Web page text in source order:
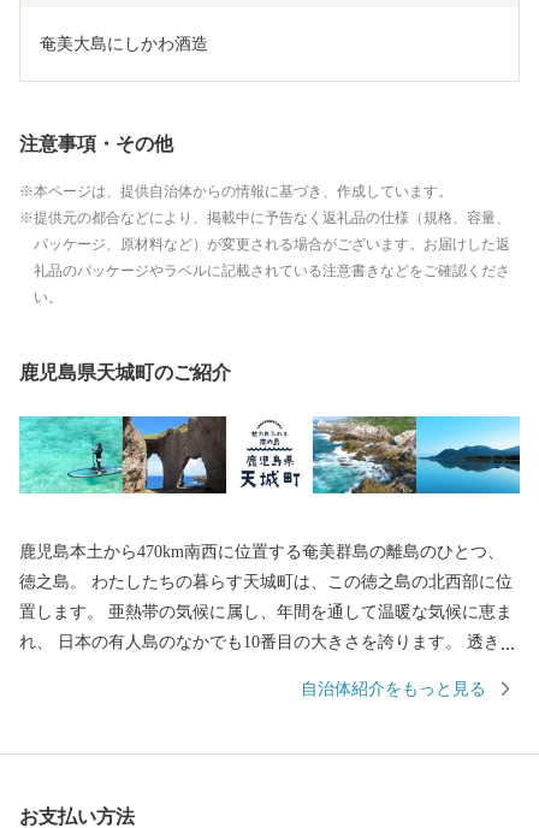
奄美大島にしかわ酒造
注意事項・その他
本ページは、提供自治体からの情報に基づき、作成しています。
提供元の都合などにより、掲載中に予告なく返礼品の仕様（規格、容量、
パッケージ、原材料など）が変更される場合がございます。お届けした返
礼品のパッケージやラベルに記載されている注意書きなどをご確認くださ
い。
鹿児島県天城町のご紹介
鹿児島本土から470km南西に位置する奄美群島の離島のひとつ、
徳之島。 わたしたちの暮らす天城町は、この徳之島の北西部に位
置します。 亜熱帯の気候に属し、年間を通して温暖な気候に恵ま
れ、 日本の有人島のなかでも10番目の大きさを誇ります。 透き通
自の文化がいまなお、残されています。
自治体紹介をもっと見る
お支払い方法